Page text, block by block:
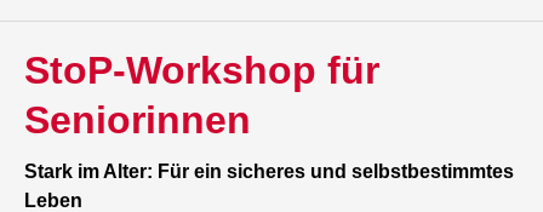
StoP-Workshop für
Seniorinnen
Stark im Alter: Für ein sicheres und selbstbestimmtes
Leben